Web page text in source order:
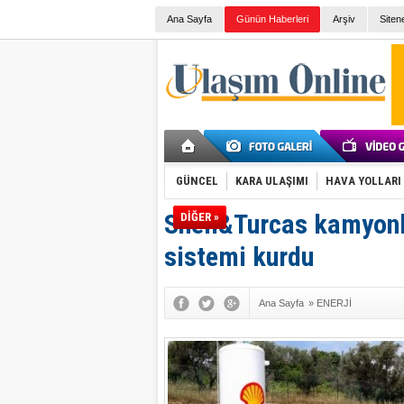
Ana Sayfa Günün Haberleri Arşiv
GÜNCEL KARA ULAŞIMI HAVA YOLLARI
DİĞER »
Shell&Turcas
sistemi kurdu
Ana Sayfa » ENERJİ